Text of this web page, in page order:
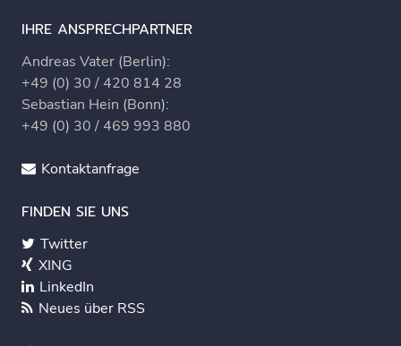
IHRE ANSPRECHPARTNER
Andreas Vater (Berlin):
+49 (0) 30 / 420 814 28
Sebastian Hein (Bonn):
+49 (0) 30 / 469 993 880
Kontaktanfrage
FINDEN SIE UNS
Twitter
XING
LinkedIn
Neues über RSS